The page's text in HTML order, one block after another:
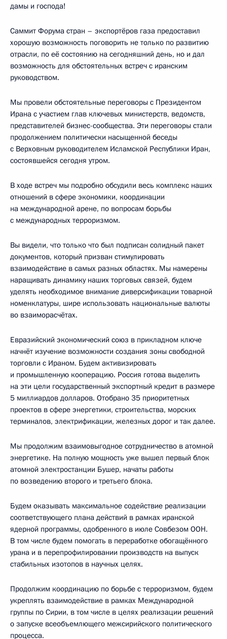
дамы и господа!
Саммит Форума стран – экспортёров газа предоставил
хорошую возможность поговорить не только по развитию
отрасли, по её состоянию на сегодняшний день, но и дал
возможность для обстоятельных встреч с иранским
руководством.
Мы провели обстоятельные переговоры с Президентом
Ирана с участием глав ключевых министерств, ведомств,
представителей бизнес-сообщества. Эти переговоры стали
продолжением политически насыщенной беседы
с Верховным руководителем Исламской Республики Иран,
состоявшейся сегодня утром.
В ходе встреч мы подробно обсудили весь комплекс наших
отношений в сфере экономики, координации
на международной арене, по вопросам борьбы
с международных терроризмом.
Вы видели, что только что был подписан солидный пакет
документов, который призван стимулировать
взаимодействие в самых разных областях. Мы намерены
наращивать динамику наших торговых связей, будем
уделять необходимое внимание диверсификации товарной
номенклатуры, шире использовать национальные валюты
во взаиморасчётах.
Евразийский экономический союз в прикладном ключе
начнёт изучение возможности создания зоны свободной
торговли с Ираном. Будем активизировать
и промышленную кооперацию. Россия готова выделить
на эти цели государственный экспортный кредит в размере
5 миллиардов долларов. Отобрано 35 приоритетных
проектов в сфере энергетики, строительства, морских
терминалов, электрификации, железных дорог и так далее.
Мы продолжим взаимовыгодное сотрудничество в атомной
энергетике. На полную мощность уже вышел первый блок
атомной электростанции Бушер, начаты работы
по возведению второго и третьего блока.
Будем оказывать максимальное содействие реализации
соответствующего плана действий в рамках иранской
ядерной программы, одобренного в июле Совбезом ООН.
В том числе будем помогать в переработке обогащённого
урана и в перепрофилировании производств на выпуск
стабильных изотопов в научных целях.
Продолжим координацию по борьбе с терроризмом, будем
укреплять взаимодействие в рамках Международной
группы по Сирии, в том числе в целях реализации решений
о запуске всеобъемлющего межсирийского политического
процесса.